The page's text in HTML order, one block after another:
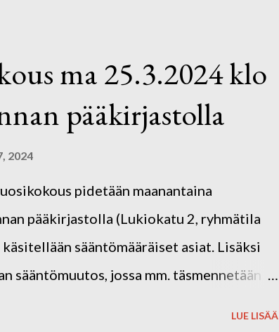
ma 25.3.2024 klo
pääkirjastolla
2024
pidetään maanantaina
pääkirjastolla (Lukiokatu 2, ryhmätila
sääntömääräiset asiat. Lisäksi
sääntömuutos, jossa mm. täsmennetään
LUE LISÄÄ